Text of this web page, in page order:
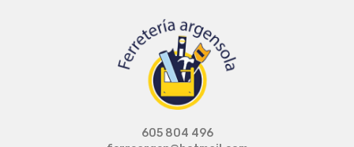
605 804 496